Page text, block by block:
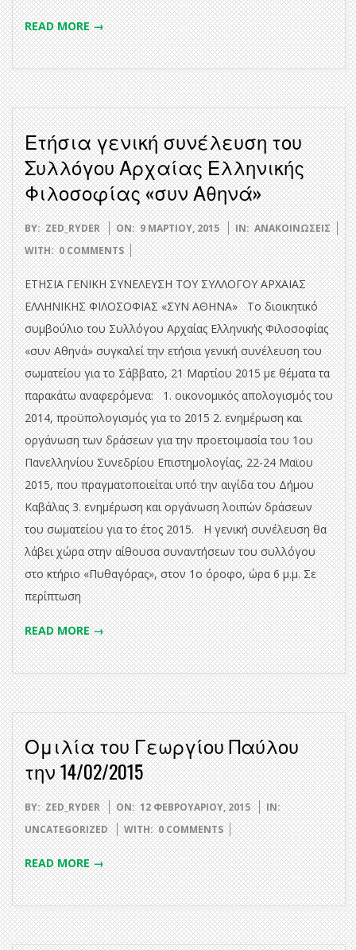
READ MORE →
Ετήσια γενική συνέλευση του
Συλλόγου Αρχαίας Ελληνικής
Φιλοσοφίας «συν Αθηνά»
2015-
03-
09
BY: ZED_RYDER ON: 9 ΜΑΡΤΊΟΥ, 2015 IN: ΑΝΑΚΟΙΝΏΣΕΙΣ
WITH: 0 COMMENTS
ΕΤΗΣΙΑ ΓΕΝΙΚΗ ΣΥΝΕΛΕΥΣΗ ΤΟΥ ΣΥΛΛΟΓΟΥ ΑΡΧΑΙΑΣ
ΕΛΛΗΝΙΚΗΣ ΦΙΛΟΣΟΦΙΑΣ «ΣΥΝ ΑΘΗΝΑ» Το διοικητικό
συμβούλιο του Συλλόγου Αρχαίας Ελληνικής Φιλοσοφίας
«συν Αθηνά» συγκαλεί την ετήσια γενική συνέλευση του
σωματείου για το Σάββατο, 21 Μαρτίου 2015 με θέματα τα
παρακάτω αναφερόμενα: 1. οικονομικός απολογισμός του
2014, προϋπολογισμός για το 2015 2. ενημέρωση και
οργάνωση των δράσεων για την προετοιμασία του 1ου
Πανελληνίου Συνεδρίου Επιστημολογίας, 22-24 Μαϊου
2015, που πραγματοποιείται υπό την αιγίδα του Δήμου
Καβάλας 3. ενημέρωση και οργάνωση λοιπών δράσεων
του σωματείου για το έτος 2015. Η γενική συνέλευση θα
λάβει χώρα στην αίθουσα συναντήσεων του συλλόγου
στο κτήριο «Πυθαγόρας», στον 1ο όροφο, ώρα 6 μ.μ. Σε
περίπτωση
READ MORE →
Ομιλία του Γεωργίου Παύλου
την 14/02/2015
2015-
02-
12
BY: ZED_RYDER ON: 12 ΦΕΒΡΟΥΑΡΊΟΥ, 2015
IN:
UNCATEGORIZED
WITH: 0 COMMENTS
READ MORE →